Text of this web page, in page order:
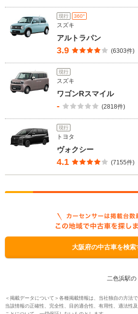
現行 360°
スズキ
アルトラパン
3.9 (6303件)
現行
スズキ
ワゴンRスマイル
- (2818件)
現行
トヨタ
ヴォクシー
4.1 (7155件)
大阪府の中古車を検索
二色浜駅
＜掲載データについて＞各種掲載情報は、当社独自の方法
当該情報の正確性、完全性、目的適合性、有用性、適法性